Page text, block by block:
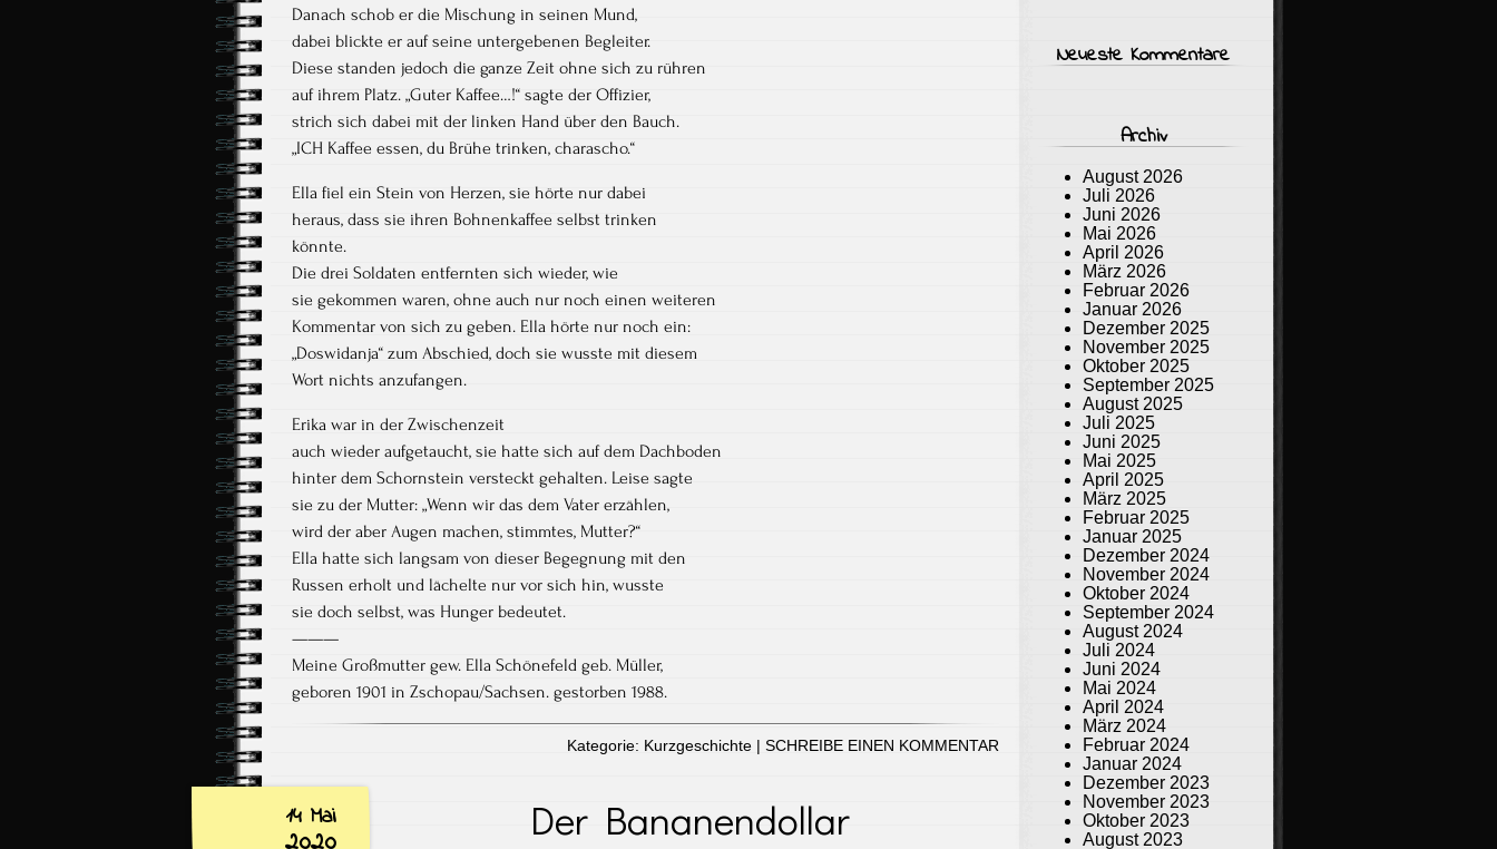
Danach schob er die Mischung in seinen Mund,
dabei blickte er auf seine untergebenen Begleiter.
Diese standen jedoch die ganze Zeit ohne sich zu rühren
auf ihrem Platz. „Guter Kaffee…!“ sagte der Offizier,
strich sich dabei mit der linken Hand über den Bauch.
„ICH Kaffee essen, du Brühe trinken, charascho.“
Ella fiel ein Stein von Herzen, sie hörte nur dabei
heraus, dass sie ihren Bohnenkaffee selbst trinken
könnte.
Die drei Soldaten entfernten sich wieder, wie
sie gekommen waren, ohne auch nur noch einen weiteren
Kommentar von sich zu geben. Ella hörte nur noch ein:
„Doswidanja“ zum Abschied, doch sie wusste mit diesem
Wort nichts anzufangen.
Erika war in der Zwischenzeit
auch wieder aufgetaucht, sie hatte sich auf dem Dachboden
hinter dem Schornstein versteckt gehalten. Leise sagte
sie zu der Mutter: „Wenn wir das dem Vater erzählen,
wird der aber Augen machen, stimmtes, Mutter?“
Ella hatte sich langsam von dieser Begegnung mit den
Russen erholt und lächelte nur vor sich hin, wusste
sie doch selbst, was Hunger bedeutet.
———
Meine Großmutter gew. Ella Schönefeld geb. Müller,
geboren 1901 in Zschopau/Sachsen. gestorben 1988.
Kategorie: Kurzgeschichte |SCHREIBE EINEN KOMMENTAR
14 Mai Der Bananendollar
Neueste Kommentare
Archiv
August 2026
Juli 2026
Juni 2026
Mai 2026
April 2026
März 2026
Februar 2026
Januar 2026
Dezember 2025
November 2025
Oktober 2025
September 2025
August 2025
Juli 2025
Juni 2025
Mai 2025
April 2025
März 2025
Februar 2025
Januar 2025
Dezember 2024
November 2024
Oktober 2024
September 2024
August 2024
Juli 2024
Juni 2024
Mai 2024
April 2024
März 2024
Februar 2024
Januar 2024
Dezember 2023
November 2023
Oktober 2023
August 2023